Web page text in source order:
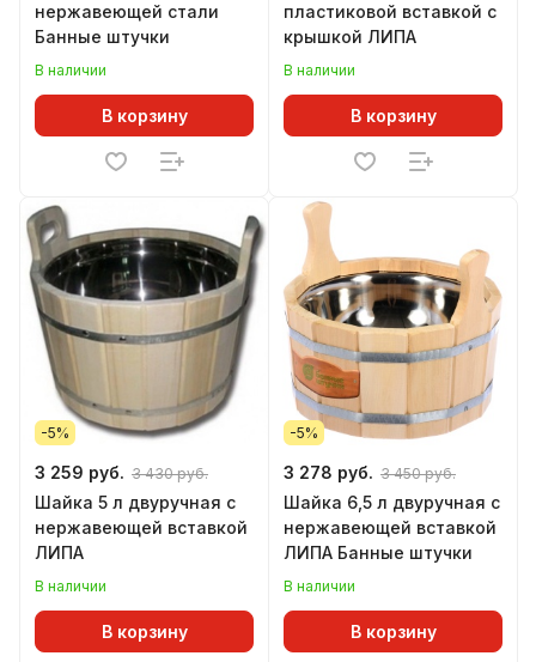
нержавеющей стали
Банные штучки
В наличии
В корзину
пластиковой вставкой с
крышкой ЛИПА
В наличии
В корзину
-5%
3 259 руб. 3 430 руб.
Шайка 5 л двуручная с
нержавеющей вставкой
ЛИПА
В наличии
В корзину
-5%
3 278 руб. 3 450 руб.
Шайка 6,5 л двуручная с
нержавеющей вставкой
ЛИПА Банные штучки
В наличии
В корзину